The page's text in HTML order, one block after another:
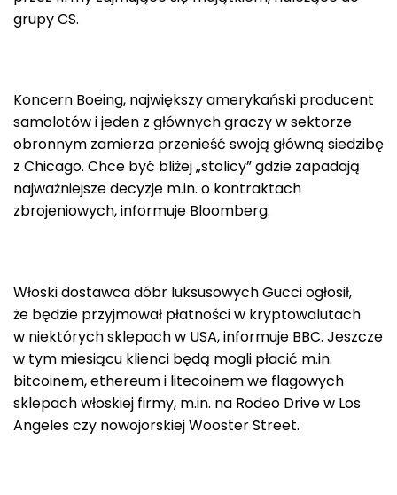
grupy CS.
Koncern Boeing, największy amerykański producent
samolotów i jeden z głównych graczy w sektorze
obronnym zamierza przenieść swoją główną siedzibę
z Chicago. Chce być bliżej „stolicy” gdzie zapadają
najważniejsze decyzje m.in. o kontraktach
zbrojeniowych, informuje Bloomberg.
Włoski dostawca dóbr luksusowych Gucci ogłosił,
że będzie przyjmował płatności w kryptowalutach
w niektórych sklepach w USA, informuje BBC. Jeszcze
w tym miesiącu klienci będą mogli płacić m.in.
bitcoinem, ethereum i litecoinem we flagowych
sklepach włoskiej firmy, m.in. na Rodeo Drive w Los
Angeles czy nowojorskiej Wooster Street.